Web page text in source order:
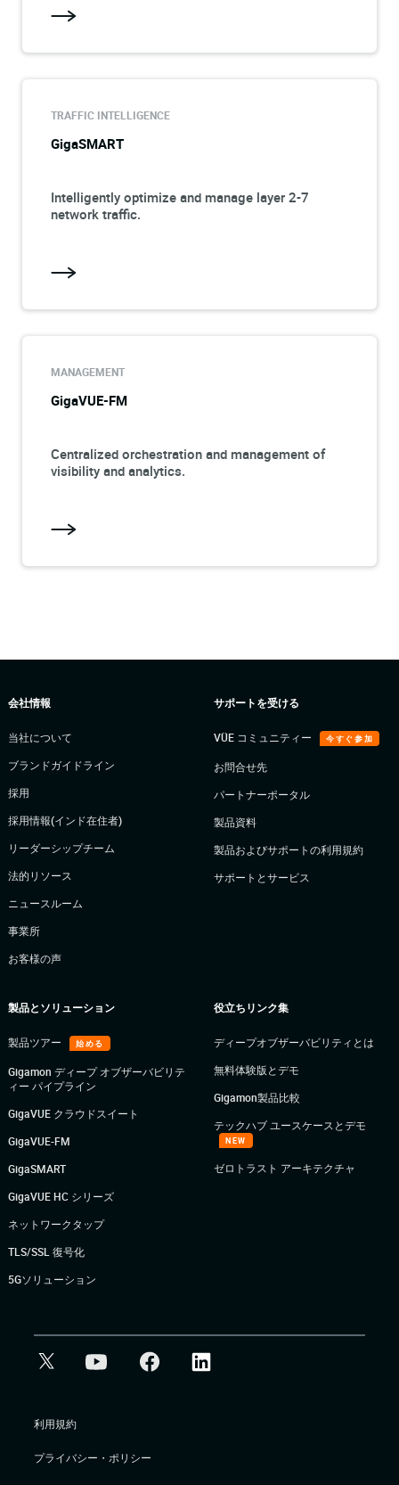
TRAFFIC INTELLIGENCE
GigaSMART
Intelligently optimize and manage layer 2-7
network traffic.
MANAGEMENT
GigaVUE-FM
Centralized orchestration and management of
visibility and analytics.
会社情報
当社について
ブランドガイドライン
採用
採用情報(インド在住者)
リーダーシップチーム
法的リソース
ニュースルーム
事業所
お客様の声
サポートを受ける
VÜE コミュニティー 今すぐ参加
お問合せ先
パートナーポータル
製品資料
製品およびサポートの利用規約
サポートとサービス
製品とソリューション
製品ツアー 始める
Gigamon ディープ オブザーバビリテ
ィー パイプライン
GigaVUE クラウドスイート
GigaVUE-FM
GigaSMART
GigaVUE HC シリーズ
ネットワークタップ
TLS/SSL 復号化
5Gソリューション
役立ちリンク集
ディープオブザーバビリティとは
無料体験版とデモ
Gigamon製品比較
テックハブ ユースケースとデモ
NEW
ゼロトラスト アーキテクチャ
利用規約
プライバシー・ポリシー